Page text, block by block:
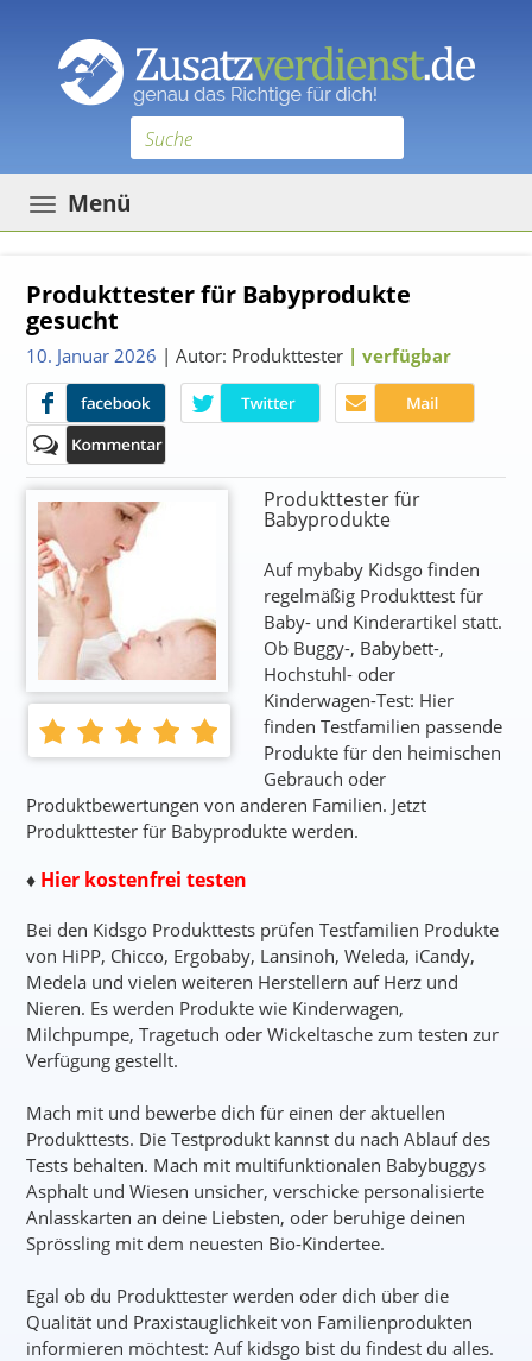
Toggle
navigation
Menü
Produkttester für Babyprodukte
gesucht
10. Januar 2026 | Autor: Produkttester | verfügbar
Produkttester für
Babyprodukte
Auf mybaby Kidsgo finden
regelmäßig Produkttest für
Baby- und Kinderartikel statt.
Ob Buggy-, Babybett-,
Hochstuhl- oder
Kinderwagen-Test: Hier
finden Testfamilien passende
Produkte für den heimischen
Gebrauch oder
Produktbewertungen von anderen Familien. Jetzt
Produkttester für Babyprodukte werden.
♦ Hier kostenfrei testen
Bei den Kidsgo Produkttests prüfen Testfamilien Produkte
von HiPP, Chicco, Ergobaby, Lansinoh, Weleda, iCandy,
Medela und vielen weiteren Herstellern auf Herz und
Nieren. Es werden Produkte wie Kinderwagen,
Milchpumpe, Tragetuch oder Wickeltasche zum testen zur
Verfügung gestellt.
Mach mit und bewerbe dich für einen der aktuellen
Produkttests. Die Testprodukt kannst du nach Ablauf des
Tests behalten. Mach mit multifunktionalen Babybuggys
Asphalt und Wiesen unsicher, verschicke personalisierte
Anlasskarten an deine Liebsten, oder beruhige deinen
Sprössling mit dem neuesten Bio-Kindertee.
Egal ob du Produkttester werden oder dich über die
Qualität und Praxistauglichkeit von Familienprodukten
informieren möchtest: Auf kidsgo bist du findest du alles.